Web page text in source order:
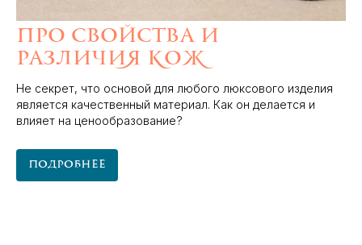
Про свойства и
различия кож
Не секрет, что основой для любого люксового изделия
является качественный материал. Как он делается и
влияет на ценообразование?
Подробнее